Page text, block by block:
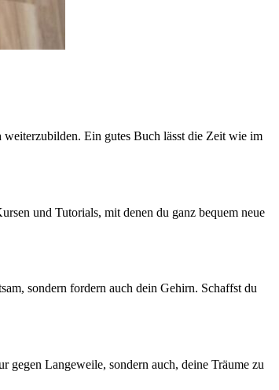
weiterzubilden. Ein gutes Buch lässt die Zeit wie im
und Tutorials, mit denen du ganz bequem neue
sondern fordern auch dein Gehirn. Schaffst du
Langeweile, sondern auch, deine Träume zu